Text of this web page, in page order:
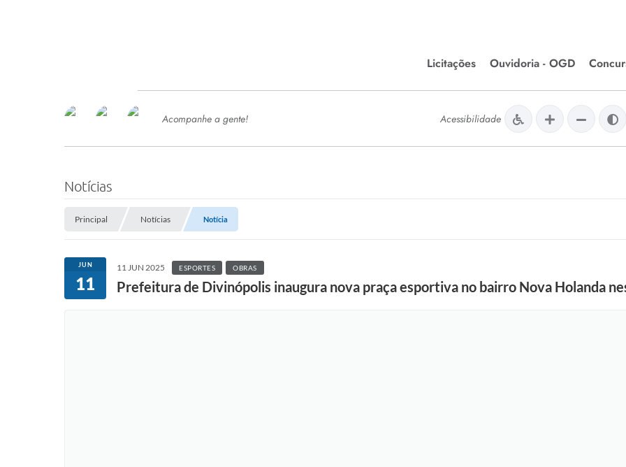
Licitações
Editais de Licitações
Chamamentos Públicos
Ouvidoria - OGD
SERVIÇOS
SEMED
Processo de Contratação -
Concursos e Processos Seletivos
Esporte
Meio Ambiente
Acompanhe a gente! Acessibilidade
Notícias
Principal Notícias Notícia
JUN
11
11 JUN 2025 ESPORTES OBRAS
Prefeitura de Divinópolis inaugura nova praça esportiva no bairro Nova Holanda